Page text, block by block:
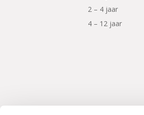
2 – 4 jaar
4 – 12 jaar